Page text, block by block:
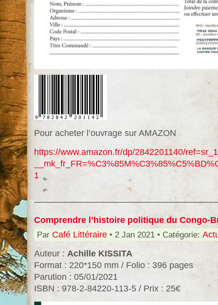
Pour acheter l’ouvrage sur AMAZON
https://www.amazon.fr/dp/2842201140/
1
Comprendre l’histoire politique du Congo-
Par Café Littéraire • 2 Jan 2021 • Catégorie:
Auteur : Achille KISSITA
Format : 220*150 mm / Folio : 396 pages
Parution : 05/01/2021
ISBN : 978-2-84220-113-5 / Prix : 25€